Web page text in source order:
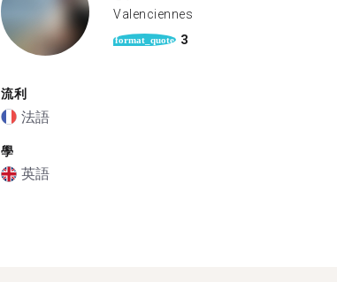
Valenciennes
format_quote 3
流利
法語
學
英語